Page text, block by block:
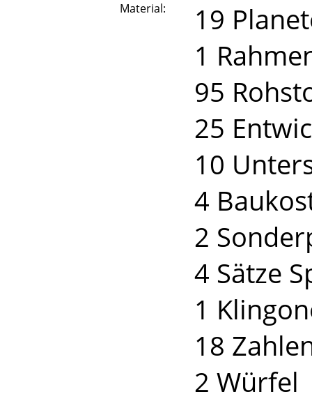
Material:
19
1
95
25
10
4
2
4 Sätze
1
18
2 Würfel